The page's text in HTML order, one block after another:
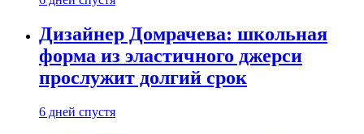
Дизайнер Домрачева: школьная
форма из эластичного джерси
прослужит долгий срок
6 дней спустя